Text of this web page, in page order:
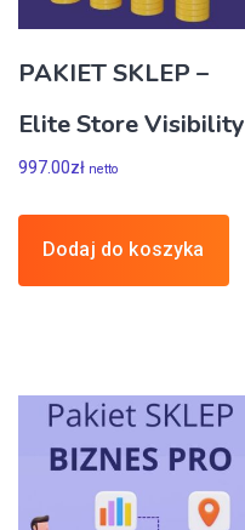
PAKIET SKLEP –
Elite Store Visibility
997.00zł netto
Dodaj do koszyka